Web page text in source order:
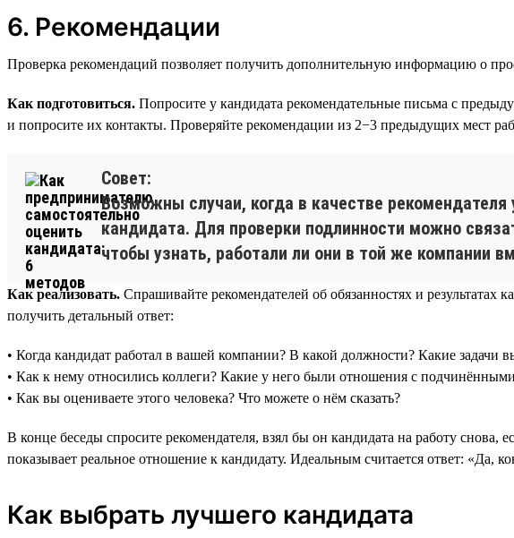
6. Рекомендации
Проверка рекомендаций позволяет получить дополнительную информацию о
Как подготовиться. Попросите у кандидата рекомендательные письма с
и попросите их контакты. Проверяйте рекомендации из 2−3 предыдущих мест
Совет:
Возможны случаи, когда в качестве
кандидата. Для проверки подлинности можно
чтобы узнать, работали ли они в той же компании
Как реализовать. Спрашивайте рекомендателей об обязанностях и
получить детальный ответ:
• Когда кандидат работал в вашей компании? В какой должности? Какие задачи
• Как к нему относились коллеги? Какие у него были отношения с
• Как вы оцениваете этого человека? Что можете о нём сказать?
В конце беседы спросите рекомендателя, взял бы он кандидата на работу
показывает реальное отношение к кандидату. Идеальным считается ответ: «Да,
Как выбрать лучшего кандидата